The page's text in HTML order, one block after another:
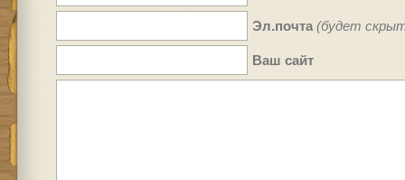
Эл.почта (будет
Ваш сайт